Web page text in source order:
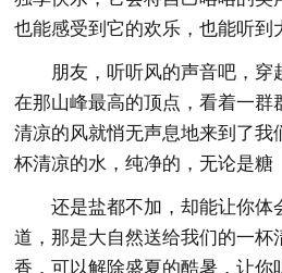
也能感受到它的欢乐，也能听到
朋友，听听风的声音吧，穿
在那山峰最高的顶点，看着一群
清凉的风就悄无声息地来到了我
杯清凉的水，纯净的，无论是糖
还是盐都不加，却能让你体
道，那是大自然送给我们的一杯
香，可以解除盛夏的酷暑，让你